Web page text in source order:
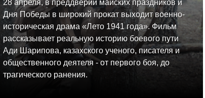
28 апреля, в преддверии майских праздников и
Дня Победы в широкий прокат выходит военно-
историческая драма «Лето 1941 года». Фильм
рассказывает реальную историю боевого пути
Ади Шарипова, казахского ученого, писателя и
общественного деятеля - от первого боя, до
трагического ранения.